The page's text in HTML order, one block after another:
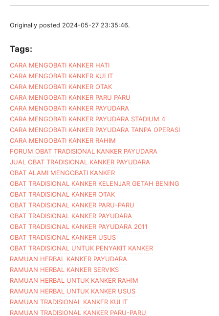
Originally posted 2024-05-27 23:35:46.
Tags:
CARA MENGOBATI KANKER HATI
CARA MENGOBATI KANKER KULIT
CARA MENGOBATI KANKER OTAK
CARA MENGOBATI KANKER PARU PARU
CARA MENGOBATI KANKER PAYUDARA
CARA MENGOBATI KANKER PAYUDARA STADIUM 4
CARA MENGOBATI KANKER PAYUDARA TANPA OPERASI
CARA MENGOBATI KANKER RAHIM
FORUM OBAT TRADISIONAL KANKER PAYUDARA
JUAL OBAT TRADISIONAL KANKER PAYUDARA
OBAT ALAMI MENGOBATI KANKER
OBAT TRADISIONAL KANKER KELENJAR GETAH BENING
OBAT TRADISIONAL KANKER OTAK
OBAT TRADISIONAL KANKER PARU-PARU
OBAT TRADISIONAL KANKER PAYUDARA
OBAT TRADISIONAL KANKER PAYUDARA 2011
OBAT TRADISIONAL KANKER USUS
OBAT TRADISIONAL UNTUK PENYAKIT KANKER
RAMUAN HERBAL KANKER PAYUDARA
RAMUAN HERBAL KANKER SERVIKS
RAMUAN HERBAL UNTUK KANKER RAHIM
RAMUAN HERBAL UNTUK KANKER USUS
RAMUAN TRADISIONAL KANKER KULIT
RAMUAN TRADISIONAL KANKER PARU-PARU